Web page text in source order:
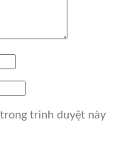
trình duyệt này